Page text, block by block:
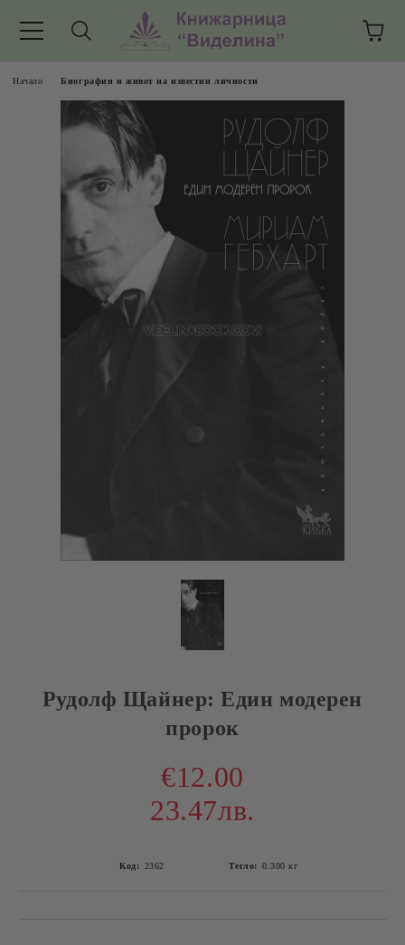
Начало Биографии и живот на известни личности
Рудолф Щайнер: Един модерен
пророк
€12.00
23.47лв.
Код: 2362 Тегло: 0.300 кг